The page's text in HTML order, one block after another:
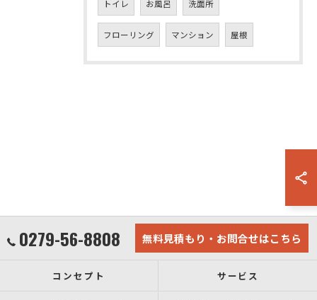
トイレ お風呂 洗面所
フローリング マンション 屋根
0279-56-8808 無料見積もり・お問合せはこちら
コンセプト サービス